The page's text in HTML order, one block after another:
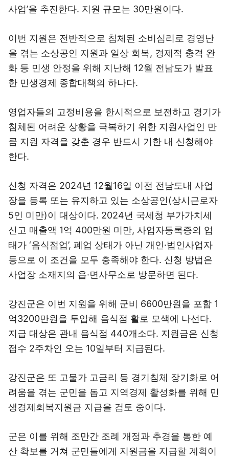
사업’을 추진한다. 지원 규모는 30만원이다.
이번 지원은 전반적으로 침체된 소비심리로 경영난
을 겪는 소상공인 지원과 일상 회복, 경제적 충격 완
화 등 민생 안정을 위해 지난해 12월 전남도가 발표
한 민생경제 종합대책의 하나다.
영업자들의 고정비용을 한시적으로 보전하고 경기가
침체된 어려운 상황을 극복하기 위한 지원사업인 만
큼 지원 자격을 갖춘 경우 반드시 기한 내 신청해야
한다.
신청 자격은 2024년 12월16일 이전 전남도내 사업
장을 등록 또는 유지하고 있는 소상공인(상시근로자
5인 미만)이 대상이다. 2024년 국세청 부가가치세
신고 매출액 1억 400만원 미만, 사업자등록증의 업
태가 ‘음식점업’, 폐업 상태가 아닌 개인·법인사업자
등으로 이 조건을 모두 충족해야 한다. 신청 방법은
사업장 소재지의 읍·면사무소로 방문하면 된다.
강진군은 이번 지원을 위해 군비 6600만원을 포함 1
억3200만원을 투입해 음식점 활로 모색에 나선다.
지급 대상은 관내 음식점 440개소다. 지원금은 신청
접수 2주차인 오는 10일부터 지급된다.
강진군은 또 고물가 고금리 등 경기침체 장기화로 어
려움을 겪는 군민을 돕고 지역경제 활성화를 위해 민
생경제회복지원금 지급을 검토 중이다.
군은 이를 위해 조만간 조례 개정과 추경을 통한 예
산 확보를 거쳐 군민들에게 지원금을 지급할 계획이